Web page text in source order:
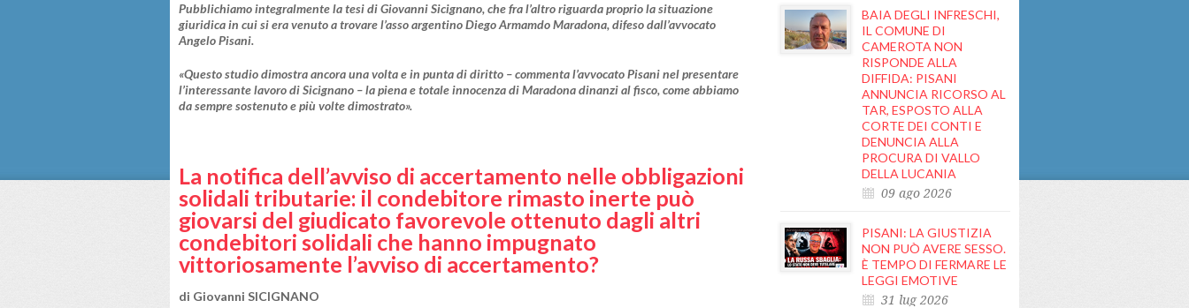
Pubblichiamo integralmente la tesi di Giovanni Sicignano, che fra l’altro riguarda proprio la situazione
giuridica in cui si era venuto a trovare l’asso argentino Diego Armamdo Maradona, difeso dall’avvocato
Angelo Pisani.
«Questo studio dimostra ancora una volta e in punta di diritto – commenta l’avvocato Pisani nel presentare
l’interessante lavoro di Sicignano – la piena e totale innocenza di Maradona dinanzi al fisco, come abbiamo
da sempre sostenuto e più volte dimostrato».
La notifica dell’avviso di accertamento nelle obbligazioni
solidali tributarie: il condebitore rimasto inerte può
giovarsi del giudicato favorevole ottenuto dagli altri
condebitori solidali che hanno impugnato
vittoriosamente l’avviso di accertamento?
di Giovanni SICIGNANO
BAIA DEGLI INFRESCHI,
IL COMUNE DI
CAMEROTA NON
RISPONDE ALLA
DIFFIDA: PISANI
ANNUNCIA RICORSO AL
TAR, ESPOSTO ALLA
CORTE DEI CONTI E
DENUNCIA ALLA
PROCURA DI VALLO
DELLA LUCANIA
09 ago 2026
PISANI: LA GIUSTIZIA
NON PUÒ AVERE SESSO.
È TEMPO DI FERMARE LE
LEGGI EMOTIVE
31 lug 2026